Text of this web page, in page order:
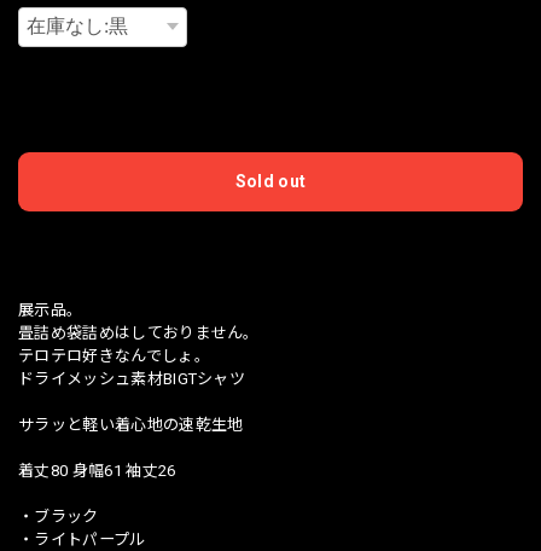
Sold out
展示品。
畳詰め袋詰めはしておりません。
テロテロ好きなんでしょ。
ドライメッシュ素材BIGTシャツ
サラッと軽い着心地の速乾生地
着丈80 身幅61 袖丈26
・ブラック
・ライトパープル